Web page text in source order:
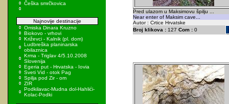
Češka smrčkovica
Najnovije destinacije
Omiska Dinara Kruzno
Biokovo - vrhovi
Križevci - Kalnik (pl. dom)
Ludbreška planinarska
obilaznica
Krma - Triglav 4/5.10.2008
Slovenija
Egeria put - Hrvatska - Iovia
Sveti Vid - otok Pag
Spilja pod Zir - om
ZIR
Podkilavac-Mudna dol-Hahlići-
Kolac-Podki
Pred ulazom u Maksimovu špilju ...
Near enter of Maksim cave...
Autor : Crtice Hrvatske
Broj klikova :127 Com :0